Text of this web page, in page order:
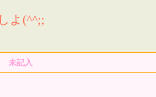
よ(^^;;
未記入